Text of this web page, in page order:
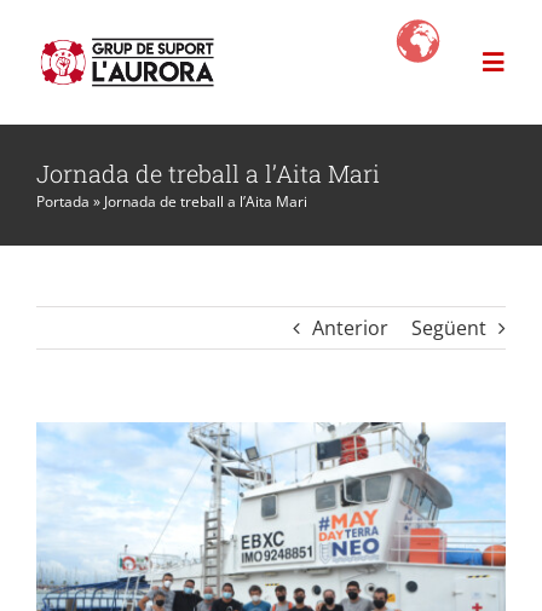
content
L’Aurora
Projectes
Botiga Solidària
Contacte
Jornada de treball a l’Aita Mari
Portada » Jornada de treball a l’Aita Mari
Anterior Següent